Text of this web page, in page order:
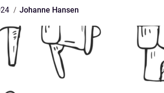
Johanne Hansen